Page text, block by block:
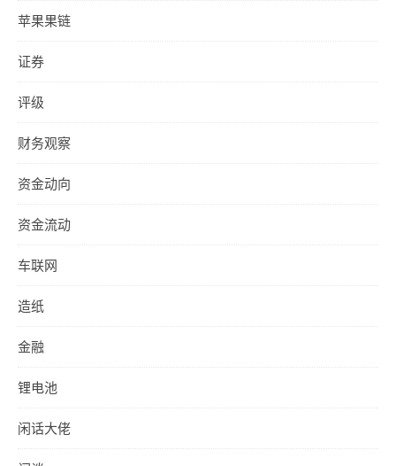
苹果果链
证券
评级
财务观察
资金动向
资金流动
车联网
造纸
金融
锂电池
闲话大佬